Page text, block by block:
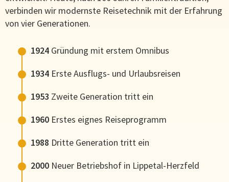
verbinden wir modernste Reisetechnik mit der Erfahrung
von vier Generationen.
1924 Gründung mit erstem Omnibus
1934 Erste Ausflugs- und Urlaubsreisen
1953 Zweite Generation tritt ein
1960 Erstes eignes Reiseprogramm
1988 Dritte Generation tritt ein
2000 Neuer Betriebshof in Lippetal-Herzfeld